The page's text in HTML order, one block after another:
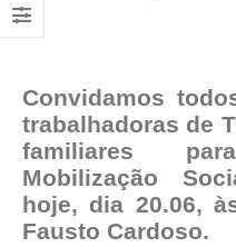
Convidamos
trabalhadoras de
familiares
Mobilização
hoje, dia 20.06,
Fausto Cardoso.